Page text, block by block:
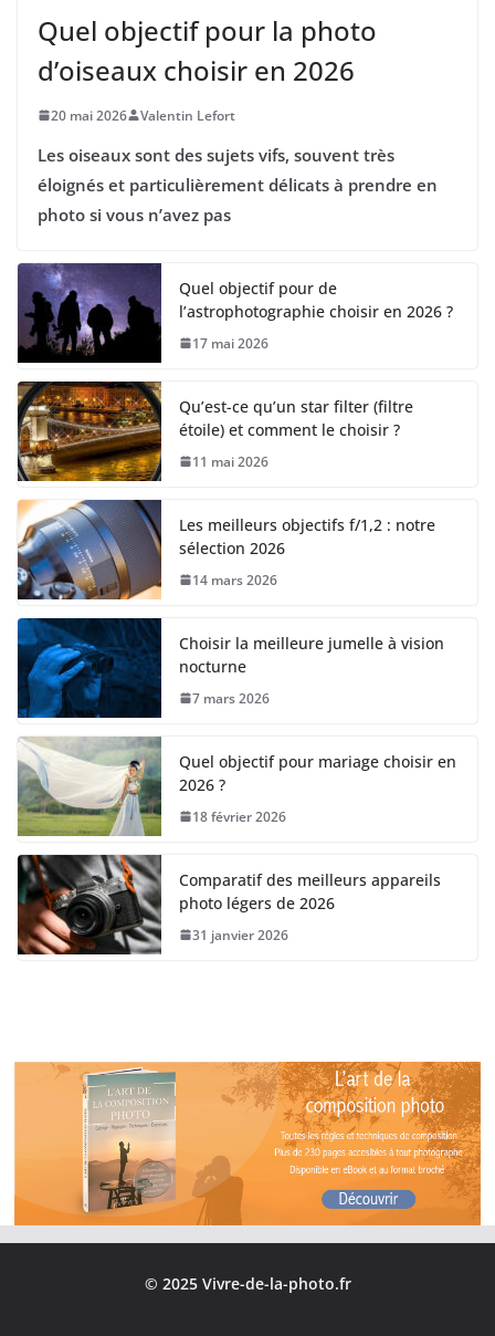
Quel objectif pour la photo
d’oiseaux choisir en 2026
20 mai 2026 Valentin Lefort
Les oiseaux sont des sujets vifs, souvent très
éloignés et particulièrement délicats à prendre en
photo si vous n’avez pas
Quel objectif pour de
l’astrophotographie choisir en 2026 ?
17 mai 2026
Qu’est-ce qu’un star filter (filtre
étoile) et comment le choisir ?
11 mai 2026
Les meilleurs objectifs f/1,2 : notre
sélection 2026
14 mars 2026
Choisir la meilleure jumelle à vision
nocturne
7 mars 2026
Quel objectif pour mariage choisir en
2026 ?
18 février 2026
Comparatif des meilleurs appareils
photo légers de 2026
31 janvier 2026
© 2025 Vivre-de-la-photo.fr